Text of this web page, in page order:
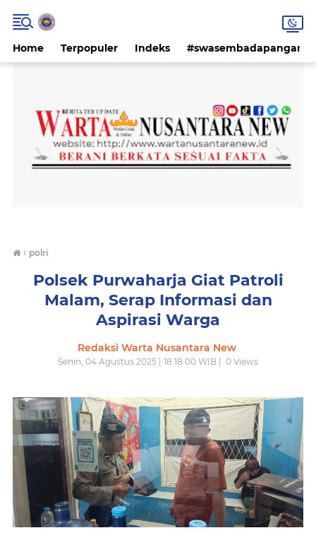
Home Terpopuler Indeks #swasembadapangan
› polri
Polsek Purwaharja Giat Patroli
Malam, Serap Informasi dan
Aspirasi Warga
Redaksi Warta Nusantara New
Senin, 04 Agustus 2025 | 18.18.00 WIB | 0 Views